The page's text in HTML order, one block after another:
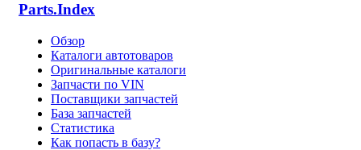
Parts.Index
Обзор
Каталоги автотоваров
Оригинальные каталоги
Запчасти по VIN
Поставщики запчастей
База запчастей
Статистика
Как попасть в базу?